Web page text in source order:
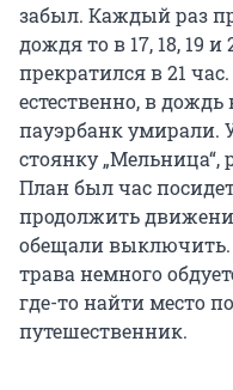
забыл. Каждый раз
дождя то в 17, 18, 19
прекратился в 21
естественно, в
пауэрбанк умирали.
стоянку
План был час
продолжить
обещали выключить.
трава немного
где-то найти место
путешественник.